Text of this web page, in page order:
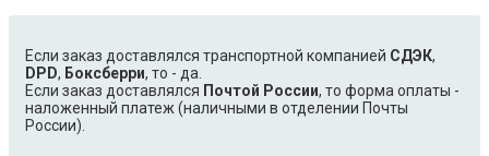
Если заказ доставлялся транспортной компанией СДЭК,
DPD, Боксберри, то - да.
Если заказ доставлялся Почтой России, то форма оплаты -
наложенный платеж (наличными в отделении Почты
России).